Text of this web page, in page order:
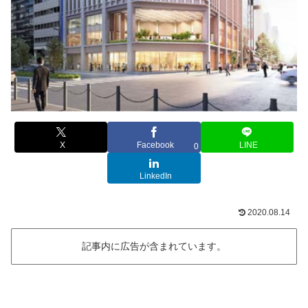
X Facebook 0 LINE
LinkedIn
2020.08.14
記事内に広告が含まれています。